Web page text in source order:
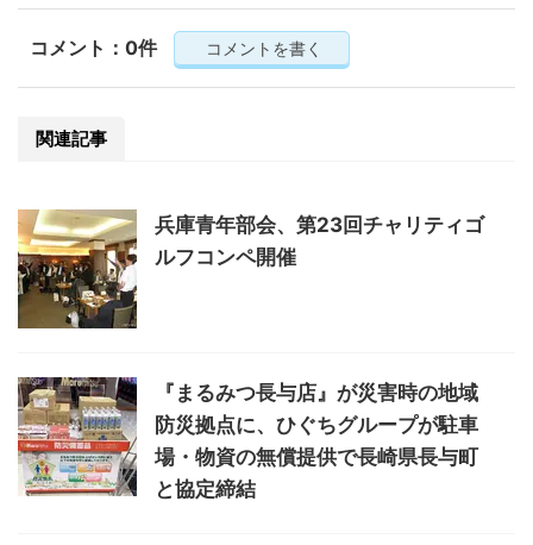
コメント：0件 コメントを書く
関連記事
兵庫青年部会、第23回チャリティゴ
ルフコンペ開催
『まるみつ長与店』が災害時の地域
防災拠点に、ひぐちグループが駐車
場・物資の無償提供で長崎県長与町
と協定締結